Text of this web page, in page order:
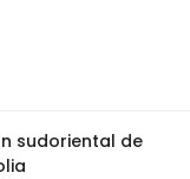
sudoriental de